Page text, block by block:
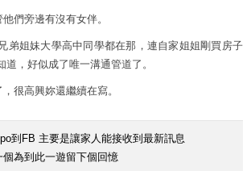
們旁邊有沒有女伴。
弟姐妹大學高中同學都在那，連自家姐姐剛買房子
，好似成了唯一溝通管道了。
很高興妳還繼續在寫。
到FB 主要是讓家人能接收到最新訊息
為到此一遊留下個回憶